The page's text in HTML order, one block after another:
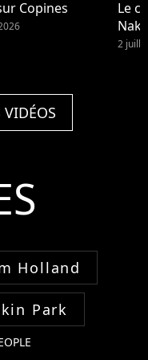
Copines
Le
2
VIDÉOS
Holland
Park